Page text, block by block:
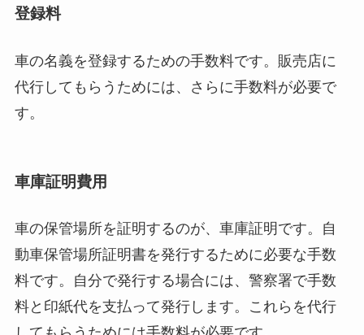
登録料
車の名義を登録するための手数料です。販売店に
代行してもらうためには、さらに手数料が必要で
す。
車庫証明費用
車の保管場所を証明するのが、車庫証明です。自
動車保管場所証明書を発行するために必要な手数
料です。自分で発行する場合には、警察署で手数
料と印紙代を支払って発行します。これらを代行